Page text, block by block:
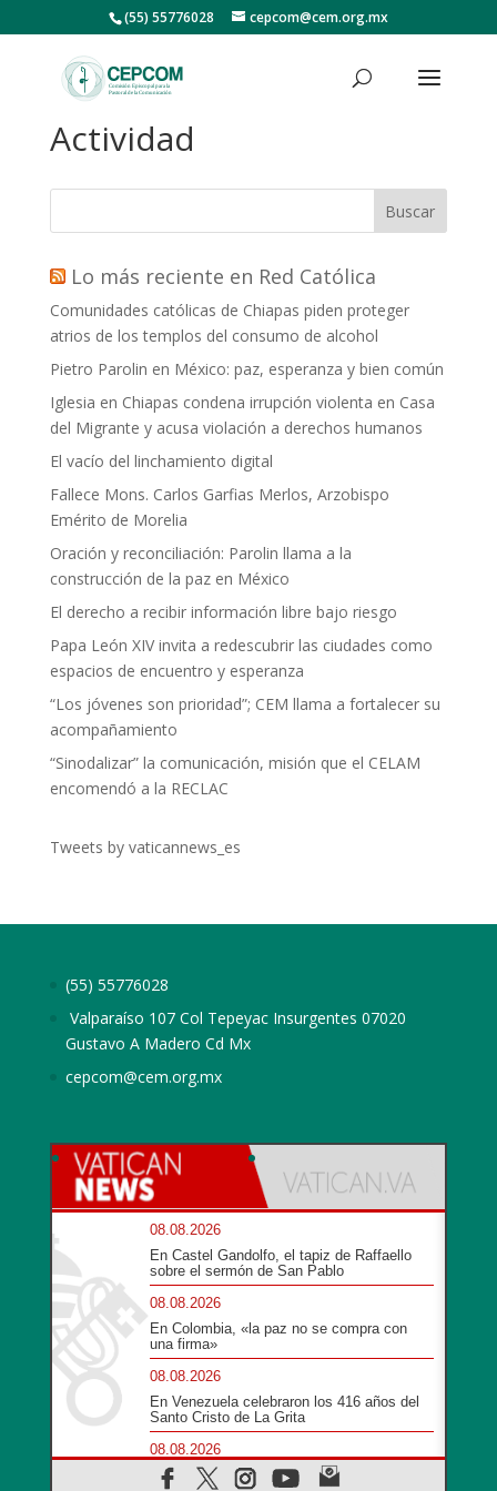
(55) 55776028 cepcom@cem.org.mx
Actividad
Buscar
Lo más reciente en Red Católica
Comunidades católicas de Chiapas piden proteger
atrios de los templos del consumo de alcohol
Pietro Parolin en México: paz, esperanza y bien común
Iglesia en Chiapas condena irrupción violenta en Casa
del Migrante y acusa violación a derechos humanos
El vacío del linchamiento digital
Fallece Mons. Carlos Garfias Merlos, Arzobispo
Emérito de Morelia
Oración y reconciliación: Parolin llama a la
construcción de la paz en México
El derecho a recibir información libre bajo riesgo
Papa León XIV invita a redescubrir las ciudades como
espacios de encuentro y esperanza
“Los jóvenes son prioridad”; CEM llama a fortalecer su
acompañamiento
“Sinodalizar” la comunicación, misión que el CELAM
encomendó a la RECLAC
Tweets by vaticannews_es
(55) 55776028
Valparaíso 107 Col Tepeyac Insurgentes 07020
Gustavo A Madero Cd Mx
cepcom@cem.org.mx
08.08.2026
En Castel Gandolfo, el tapiz de Raffaello
sobre el sermón de San Pablo
08.08.2026
En Colombia, «la paz no se compra con
una firma»
08.08.2026
En Venezuela celebraron los 416 años del
Santo Cristo de La Grita
08.08.2026
El Papa: en Santa Ágata contemplamos la